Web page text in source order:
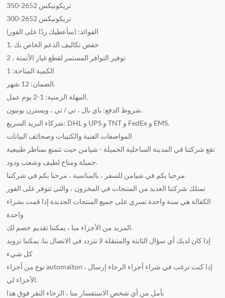
تريكونيكس 2652-350
تريكونيكس 2652-300
الفوائد: (سأعطيك ردًا على الفور)
1. خفض تكاليف الدعم الخاص بك
2 ، توفير التوافر المستمر لقطع غيار الأتمتة
الكمية المتاحة: 1
الضمان: 12 شهر.
المهلة الزمنية: 1-2 يوم عمل.
شروط الدفع: باي بال ، تي / تي ، ويسترن يونيون.
شركاء البريد السريع: DHL و UPS و TNT و FedEx و EMS.
المواصفات الفنية والكتيبات وصحائف البيانات
تقع شركتنا في المدينة الساحلية الجميلة - شيامن حيث تتمتع بمناظر طبيعية
جميلة ومناخ لطيف وشعب ودود.
مرحبا بكم في شيامن للسفر ، بالمناسبة ، مرحبا بكم في شركتنا.
تمتلك شركتنا العديد من المنتجات في المخزون ، والتي تتوفر على الفور
الكفالة هي سنة واحدة تسري على جميع المنتجات الجديدة إذا قمت بشراء
واحدة
المزيد من الأجزاء منا ، يمكننا تقديم خصم لك.
إذا كان لديك أي سؤال الثابتة والمتنقلة لا تتردد في الاتصال بنا. يمكننا تزويد
كل شيء
نوع من أجزاء automaiton ، إذا كنت ترغب في شراء أجزاء الرجاء إرسال
الأجزاء لي.
نأمل من أي شخص الاستفسار منا ، الرجاء النقر فوق هذا